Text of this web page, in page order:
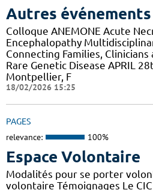
Autres événements
Colloque ANEMONE Acute
Encephalopathy
Connecting Families,
Rare Genetic Disease APRIL
Montpellier, F
18/02/2026 15:25
PAGES
relevance: 100%
Espace Volontaire
Modalités pour se porter
volontaire Témoignages Le